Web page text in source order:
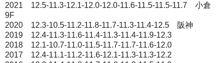
2021 12.5-11.3-12.1-12.0-12.0-11.6-11.5-11.5-11.7 小倉
9F
2020 12.3-10.5-11.2-11.8-11.7-11.3-11.4-12.5 阪神
2019 12.4-11.3-11.6-11.4-11.3-11.4-11.9-12.3
2018 12.1-10.7-11.0-11.5-11.7-11.7-11.6-12.0
2017 12.4-11.1-11.2-11.6-12.1-11.3-11.3-12.2